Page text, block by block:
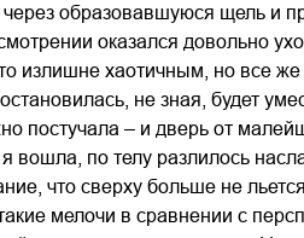
через образовавшуюся щель и
оказался довольно
излишне хаотичным, но все
не зная, будет
постучала – и дверь от
вошла, по телу разлилось
что сверху больше не
мелочи в сравнении с